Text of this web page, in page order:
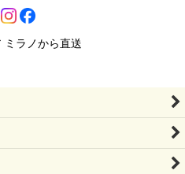
ミラノから直送